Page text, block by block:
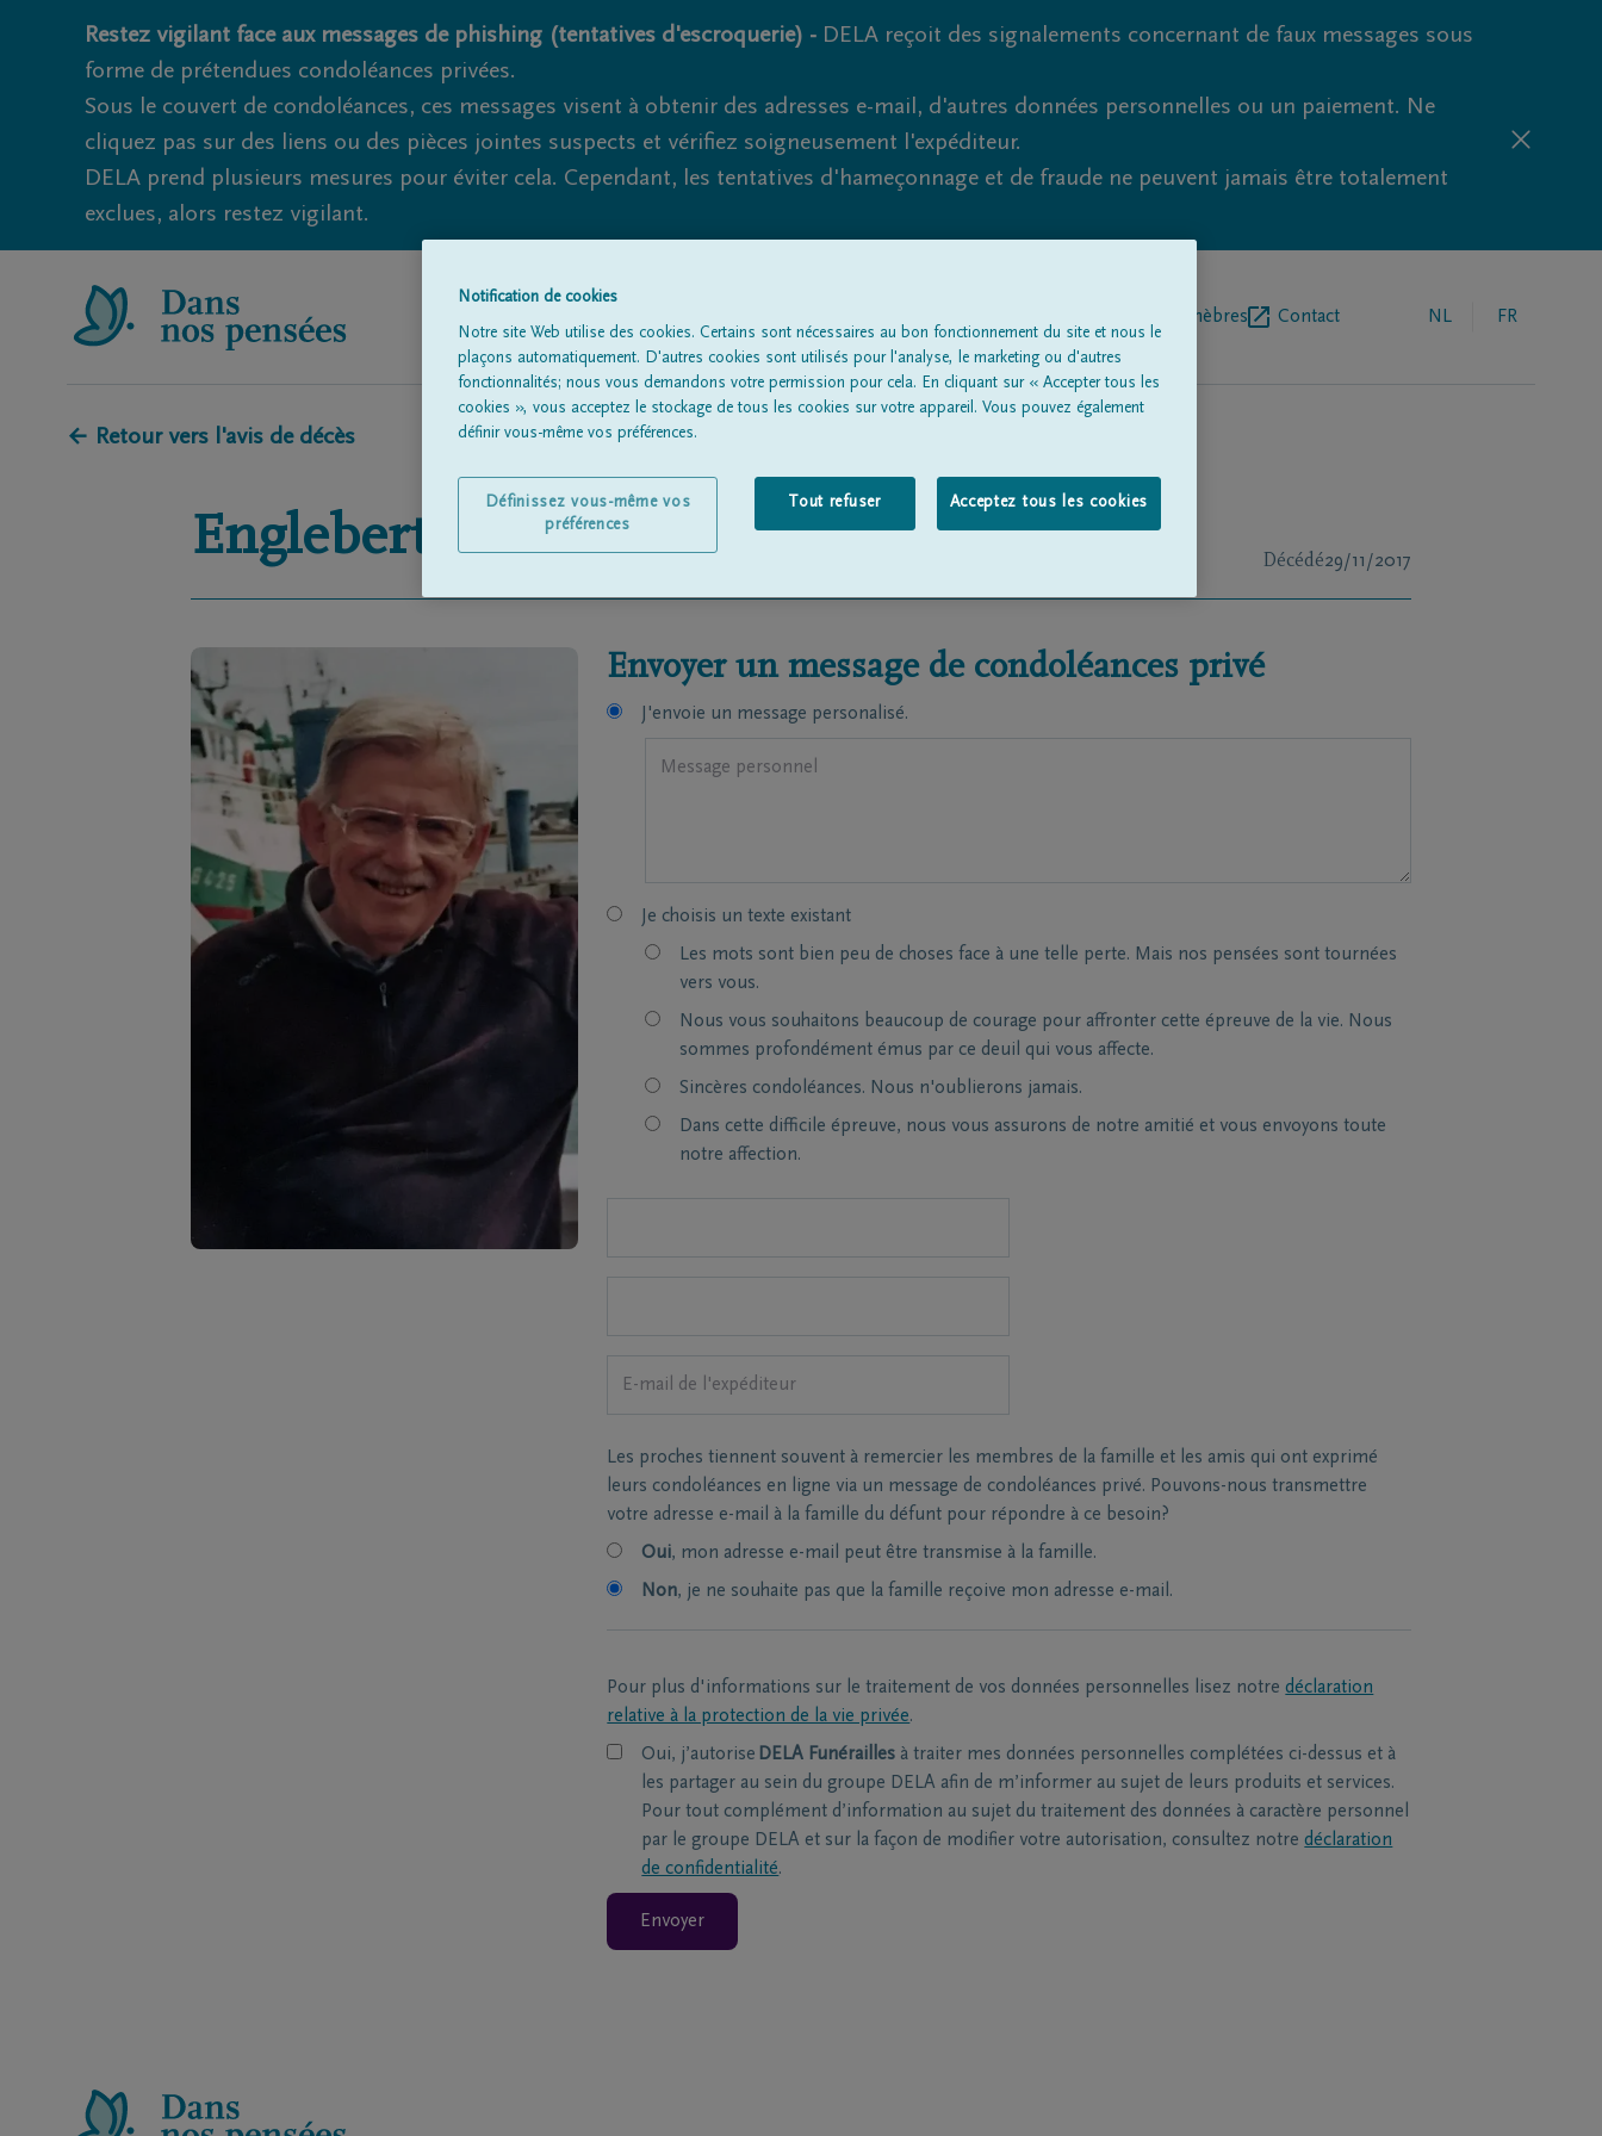
Restez vigilant face aux messages de phishing (tentatives d'escroquerie) - DELA reçoit des signalements concernant de faux messages sous
forme de prétendues condoléances privées.
Sous le couvert de condoléances, ces messages visent à obtenir des adresses e-mail, d'autres données personnelles ou un paiement. Ne
cliquez pas sur des liens ou des pièces jointes suspects et vérifiez soigneusement l'expéditeur.
DELA prend plusieurs mesures pour éviter cela. Cependant, les tentatives d'hameçonnage et de fraude ne peuvent jamais être totalement
exclues, alors restez vigilant.
Entrepreneur de pompes funèbres Contact NL FR
← Retour vers l'avis de décès
Englebert RENIER Décédé29/11/2017
Envoyer un message de condoléances privé
J'envoie un message personalisé.
Je choisis un texte existant
Les mots sont bien peu de choses face à une telle perte. Mais nos pensées sont tournées
vers vous.
Nous vous souhaitons beaucoup de courage pour affronter cette épreuve de la vie. Nous
sommes profondément émus par ce deuil qui vous affecte.
Sincères condoléances. Nous n'oublierons jamais.
Dans cette difficile épreuve, nous vous assurons de notre amitié et vous envoyons toute
notre affection.
Les proches tiennent souvent à remercier les membres de la famille et les amis qui ont exprimé
leurs condoléances en ligne via un message de condoléances privé. Pouvons-nous transmettre
votre adresse e-mail à la famille du défunt pour répondre à ce besoin?
Oui, mon adresse e-mail peut être transmise à la famille.
Non, je ne souhaite pas que la famille reçoive mon adresse e-mail.
Pour plus d'informations sur le traitement de vos données personnelles lisez notredéclaration
relative à la protection de la vie privée.
Oui, j’autorise DELA Funérailles à traiter mes données personnelles complétées ci-dessus et à
les partager au sein du groupe DELA afin de m’informer au sujet de leurs produits et services.
Pour tout complément d’information au sujet du traitement des données à caractère personnel
par le groupe DELA et sur la façon de modifier votre autorisation, consultez notredéclaration
de confidentialité.
Envoyer
Notification de cookies
Notre site Web utilise des cookies. Certains sont nécessaires au bon fonctionnement du site et nous le
plaçons automatiquement. D'autres cookies sont utilisés pour l'analyse, le marketing ou d'autres
fonctionnalités; nous vous demandons votre permission pour cela. En cliquant sur « Accepter tous les
cookies », vous acceptez le stockage de tous les cookies sur votre appareil. Vous pouvez également
définir vous-même vos préférences.
Tout refuser Acceptez tous les cookies
Définissez vous-même vos
préférences